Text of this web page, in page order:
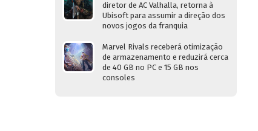
diretor de AC Valhalla, retorna à
Ubisoft para assumir a direção dos
novos jogos da franquia
Marvel Rivals receberá otimização
de armazenamento e reduzirá cerca
de 40 GB no PC e 15 GB nos
consoles